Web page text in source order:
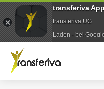
transferiva
transferiva UG
Laden - bei